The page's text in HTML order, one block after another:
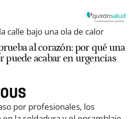
al corazón: por qué una
puede acabar en urgencias